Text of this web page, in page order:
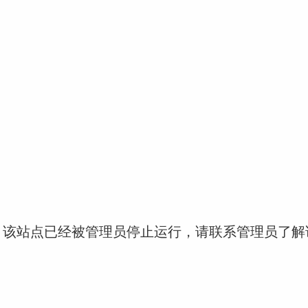
站点已经被管理员停止运行，请联系管理员了